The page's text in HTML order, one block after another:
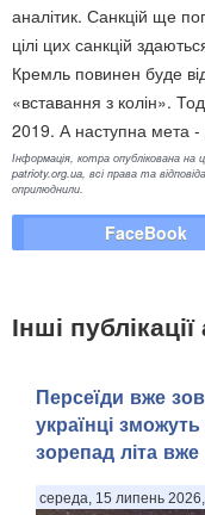
аналітик. Санкцій ще
цілі цих санкцій
Кремль повинен буде
«вставання з колін».
2019. А наступна мета -
Інформація, котра опублікована на
patrioty.org.ua, всі права та
оприлюднили.
FaceBook
Інші
Персеїди вже
українці
зорепад літа
середа, 15 липень